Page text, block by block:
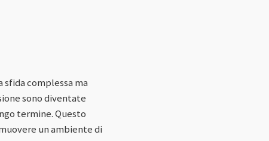
complessa ma
sono diventate
termine. Questo
un ambiente di